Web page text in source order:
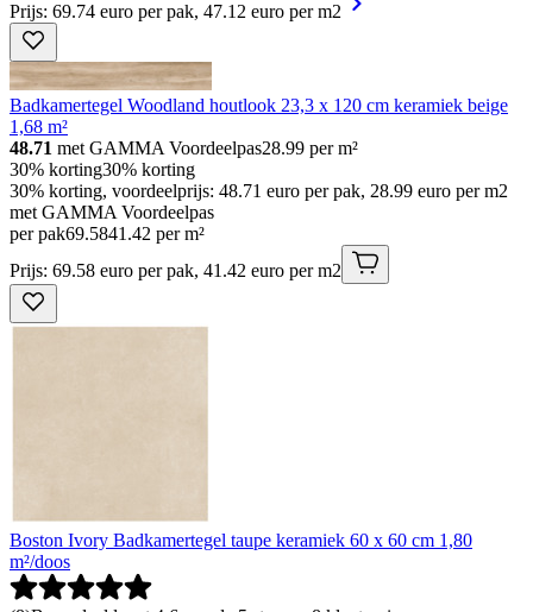
Prijs: 69.74 euro per pak, 47.12 euro per m2
Badkamertegel Woodland houtlook 23,3 x 120 cm keramiek beige
1,68 m²
48.71 met GAMMA Voordeelpas28.99 per m²
30% korting30% korting
30% korting, voordeelprijs: 48.71 euro per pak, 28.99 euro per m2
met GAMMA Voordeelpas
per pak69.5841.42 per m²
Prijs: 69.58 euro per pak, 41.42 euro per m2
Boston Ivory Badkamertegel taupe keramiek 60 x 60 cm 1,80
m²/doos